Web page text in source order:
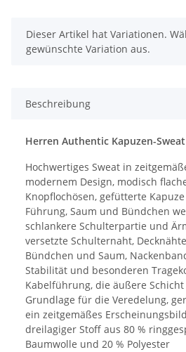
x
Dieser Artikel hat Variationen.
gewünschte Variation aus.
Beschreibung
Herren Authentic Kapuzen-Sweat
Hochwertiges Sweat in
modernem Design, modisch
Knopflochösen, gefütterte
Führung, Saum und Bündchen
schlankere Schulterpartie und
versetzte Schulternaht,
Bündchen und Saum,
Stabilität und besonderen
Kabelführung, die äußere
Grundlage für die Veredelung,
ein zeitgemäßes
dreilagiger Stoff aus 80 %
Baumwolle und 20 % Polyester